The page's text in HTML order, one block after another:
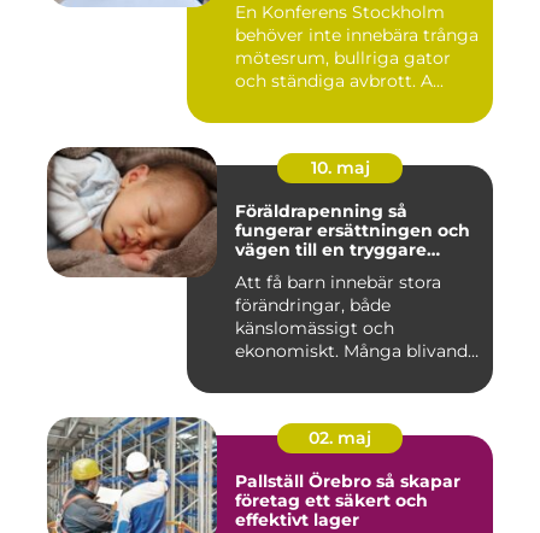
En Konferens Stockholm
behöver inte innebära trånga
mötesrum, bullriga gator
och ständiga avbrott. A...
10. maj
Föräldrapenning så
fungerar ersättningen och
vägen till en tryggare
Att få barn innebär stora
förändringar, både
känslomässigt och
ekonomiskt. Många blivande
02. maj
Pallställ Örebro så skapar
företag ett säkert och
effektivt lager